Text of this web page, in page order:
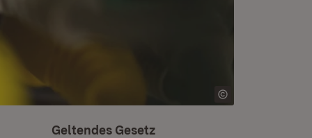
Ist die aktuelle Phase.
Geltendes Gesetz